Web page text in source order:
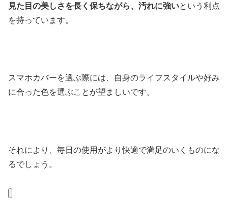
見た目の美しさを長く保ちながら、汚れに強いという利点
を持っています。
スマホカバーを選ぶ際には、自身のライフスタイルや好み
に合った色を選ぶことが望ましいです。
それにより、毎日の使用がより快適で満足のいくものにな
るでしょう。